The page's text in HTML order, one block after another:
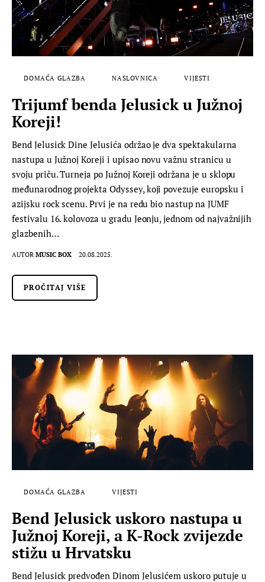
DOMAĆA GLAZBA NASLOVNICA VIJESTI
Trijumf benda Jelusick u Južnoj
Koreji!
Bend Jelusick Dine Jelusića održao je dva spektakularna
nastupa u Južnoj Koreji i upisao novu važnu stranicu u
svoju priču. Turneja po Južnoj Koreji održana je u sklopu
međunarodnog projekta Odyssey, koji povezuje europsku i
azijsku rock scenu. Prvi je na redu bio nastup na JUMF
festivalu 16. kolovoza u gradu Jeonju, jednom od najvažnijih
glazbenih…
AUTOR MUSIC BOX 20.08.2025.
PROČITAJ VIŠE
DOMAĆA GLAZBA VIJESTI
Bend Jelusick uskoro nastupa u
Južnoj Koreji, a K-Rock zvijezde
stižu u Hrvatsku
Bend Jelusick predvođen Dinom Jelusićem uskoro putuje u